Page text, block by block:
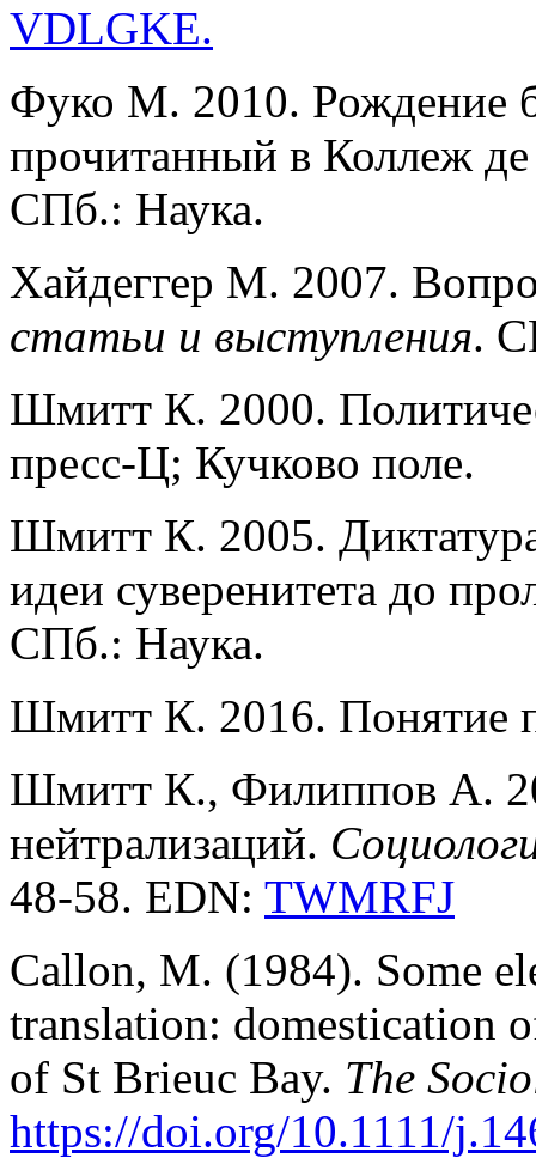
VDLGKE.
Фуко М. 2010. Рождение
прочитанный в Коллеж
СПб.: Наука.
Хайдеггер М. 2007.
статьи и выступления.
Шмитт К. 2000.
пресс-Ц; Кучково поле.
Шмитт К. 2005.
идеи суверенитета до
СПб.: Наука.
Шмитт К. 2016. Понятие
Шмитт К., Филиппов А.
нейтрализаций.
48-58. EDN: TWMRFJ
Callon, M. (1984). Some
translation: domestication
of St Brieuc Bay. The
https://doi.org/10.1111/